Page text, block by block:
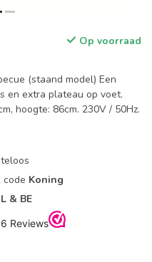
Op voorraad
(staand model) Een
en extra plateau op voet.
hoogte: 86cm. 230V / 50Hz.
code Koning
& BE